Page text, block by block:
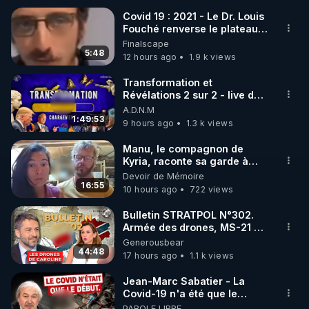
🌱 INSTAGRAM
https://www.instagram.com/rdlr_thierrycasasnovas/
http://rgnr.li/instagram
🌱 LA NEWSLETTER
Pour ne pas rater l’actualité RGNR (stages,
http://rgnr.li/news
🌱 VIDÉOS NON CENSURÉES SUR ODYSEE
Toutes les vidéos Youtube sont aussi sur la
http://rgnr.li/odysee
🌱 LES STAGES EN PRÉSENTIEL
5:48
Covid 19 : 2021 - Le Dr. Louis
Fouché renverse le plateau
de CNews !
Finalscape
12 hours ago
1.9 k views
1:49:53
Transformation et
Révélations 2 sur 2 - live du
07/08/26
A.D.N.M
9 hours ago
1.3 k views
16:55
Manu, le compagnon de
Kyria, raconte sa garde à
vue musclée. PARTAGEZ!
Devoir de Mémoire
10 hours ago
722 views
44:48
Bulletin STRATPOL N°302.
Armée des drones, MS-21 en
série, missiles coréens.
07.08.2026.
Generousbear
17 hours ago
1.1 k views
Jean-Marc Sabatier - La
Covid-19 n'a été que le
début - L'ARN messager